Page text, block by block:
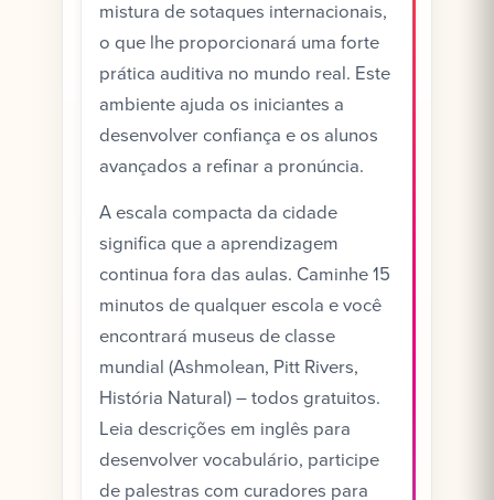
mistura de sotaques internacionais,
o que lhe proporcionará uma forte
prática auditiva no mundo real. Este
ambiente ajuda os iniciantes a
desenvolver confiança e os alunos
avançados a refinar a pronúncia.
A escala compacta da cidade
significa que a aprendizagem
continua fora das aulas. Caminhe 15
minutos de qualquer escola e você
encontrará museus de classe
mundial (Ashmolean, Pitt Rivers,
História Natural) – todos gratuitos.
Leia descrições em inglês para
desenvolver vocabulário, participe
de palestras com curadores para